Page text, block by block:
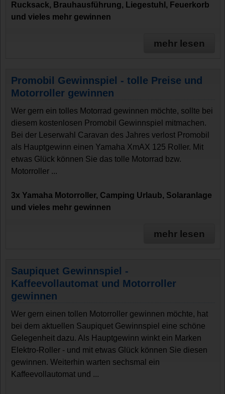
Rucksack, Brauhausführung, Liegestuhl, Feuerkorb
und vieles mehr gewinnen
mehr lesen
Promobil Gewinnspiel - tolle Preise und
Motorroller gewinnen
Wer gern ein tolles Motorrad gewinnen möchte, sollte bei
diesem kostenlosen Promobil Gewinnspiel mitmachen.
Bei der Leserwahl Caravan des Jahres verlost Promobil
als Hauptgewinn einen Yamaha XmAX 125 Roller. Mit
etwas Glück können Sie das tolle Motorrad bzw.
Motorroller ...
3x Yamaha Motorroller, Camping Urlaub, Solaranlage
und vieles mehr gewinnen
mehr lesen
Saupiquet Gewinnspiel -
Kaffeevollautomat und Motorroller
gewinnen
Wer gern einen tollen Motorroller gewinnen möchte, hat
bei dem aktuellen Saupiquet Gewinnspiel eine schöne
Gelegenheit dazu. Als Hauptgewinn winkt ein Marken
Elektro-Roller - und mit etwas Glück können Sie diesen
gewinnen. Weiterhin warten sechsmal ein
Kaffeevollautomat und ...